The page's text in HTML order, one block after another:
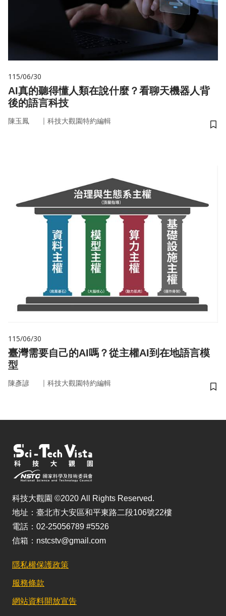
115/06/30
AI真的聽得懂人類在說什麼？看聊天機器人背
後的語言科技
陳玉鳳 ｜ 科技大觀園特約編輯
儲
115/06/30
臺灣需要自己的AI嗎？從主權AI到在地語言模
型
陳彥諺 ｜ 科技大觀園特約編輯
儲
科技大觀園 ©2020 All Rights Reserved.
地址：臺北市大安區和平東路二段106號22樓
電話：02-25056789 #5526
信箱：nstcstv@gmail.com
隱私權保護政策
服務條款
網站資料開放宣告